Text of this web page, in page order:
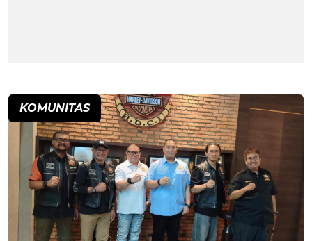
KOMUNITAS